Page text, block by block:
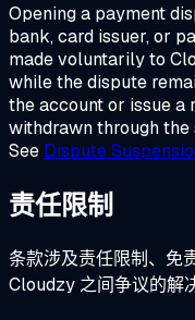
Opening a payment
bank, card issuer, or
made voluntarily to
while the dispute
the account or issue a
withdrawn through
See Dispute
责任限制
条款涉及责任限制、免
Cloudzy 之间争议的解